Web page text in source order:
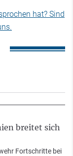
hat? Sind
breitet sich
Fortschritte bei